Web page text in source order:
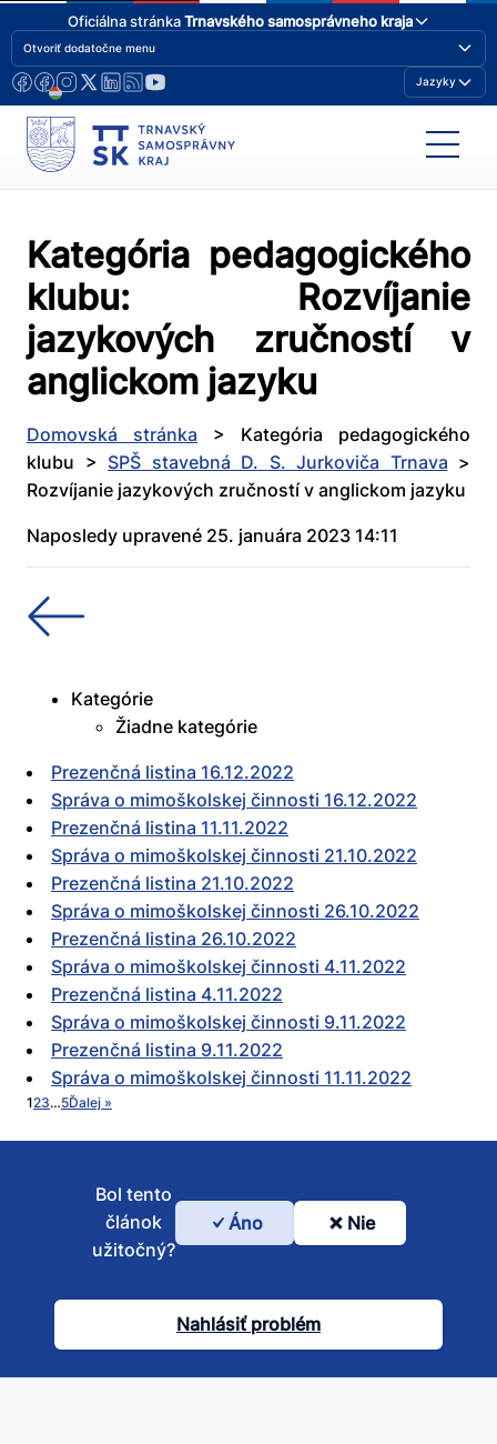
Oficiálna stránkaTrnavského samosprávneho kraja
Otvoriť dodatočne menu
Jazyky
Kategória pedagogického
klubu: Rozvíjanie
jazykových zručností v
anglickom jazyku
Domovská stránka > Kategória pedagogického
klubu > SPŠ stavebná D. S. Jurkoviča Trnava >
Rozvíjanie jazykových zručností v anglickom jazyku
Naposledy upravené 25. januára 2023 14:11
Kategórie
Žiadne kategórie
Prezenčná listina 16.12.2022
Správa o mimoškolskej činnosti 16.12.2022
Prezenčná listina 11.11.2022
Správa o mimoškolskej činnosti 21.10.2022
Prezenčná listina 21.10.2022
Správa o mimoškolskej činnosti 26.10.2022
Prezenčná listina 26.10.2022
Správa o mimoškolskej činnosti 4.11.2022
Prezenčná listina 4.11.2022
Správa o mimoškolskej činnosti 9.11.2022
Prezenčná listina 9.11.2022
Správa o mimoškolskej činnosti 11.11.2022
123…5Ďalej »
Bol
článok
užitočný?
Bol tento
článok
užitočný?
Áno Nie
Nahlásiť problém